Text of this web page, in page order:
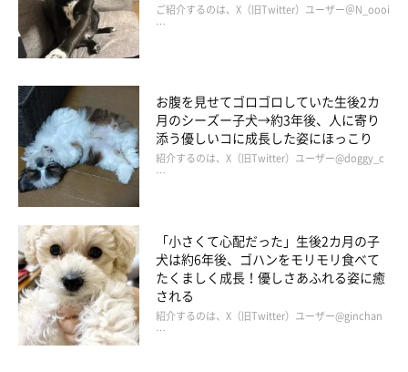
そっくりなぬいぐるみと並ぶアンディーくん
ここからは、いぬのきもち獣医師相談室の岡本りさ先生にお話を
伺います。
――アンディーくんのように、ぬいぐるみと一緒に寝る犬もいま
すが、犬はぬいぐるみのことをどのように感じていると考えられ
るのでしょうか？
岡本先生：
「生きているという認識はないと思いますが、遊び相手や仲間に
ご紹介するのは、X（旧Twitter）ユーザー＠N_oooi
…
お腹を見せてゴロゴロしていた生後2カ
月のシーズー子犬→約3年後、人に寄り
添う優しいコに成長した姿にほっこり
紹介するのは、X（旧Twitter）ユーザー@doggy_c
…
「小さくて心配だった」生後2カ月の子
犬は約6年後、ゴハンをモリモリ食べて
たくましく成長！優しさあふれる姿に癒
される
紹介するのは、X（旧Twitter）ユーザー@ginchan
…